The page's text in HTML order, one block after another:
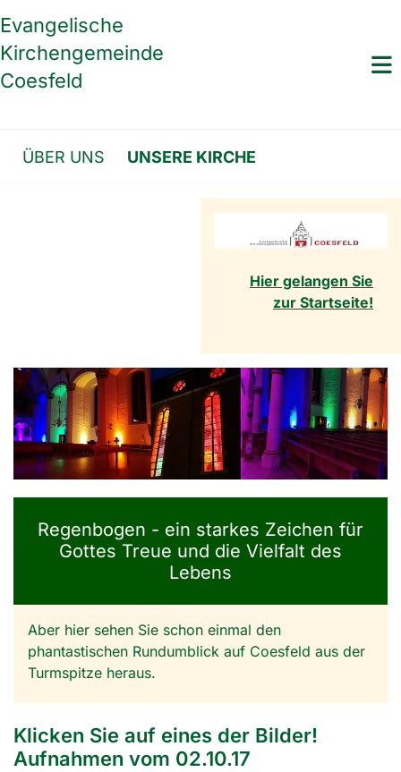
Evangelische
Kirchengemeinde
Coesfeld
ÜBER UNS UNSERE KIRCHE
Hier gelangen Sie
zur Startseite!
Regenbogen - ein starkes Zeichen für
Gottes Treue und die Vielfalt des
Lebens
Aber hier sehen Sie schon einmal den
phantastischen Rundumblick auf Coesfeld aus der
Turmspitze heraus.
Klicken Sie auf eines der Bilder!
Aufnahmen vom 02.10.17